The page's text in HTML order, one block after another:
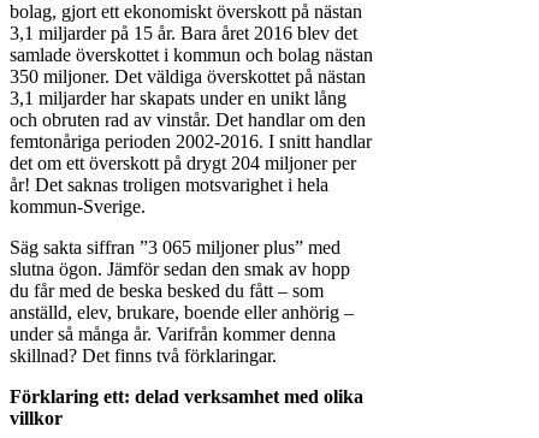
bolag, gjort ett ekonomiskt överskott på nästan
3,1 miljarder på 15 år. Bara året 2016 blev det
samlade överskottet i kommun och bolag nästan
350 miljoner. Det väldiga överskottet på nästan
3,1 miljarder har skapats under en unikt lång
och obruten rad av vinstår. Det handlar om den
femtonåriga perioden 2002-2016. I snitt handlar
det om ett överskott på drygt 204 miljoner per
år! Det saknas troligen motsvarighet i hela
kommun-Sverige.
Säg sakta siffran ”3 065 miljoner plus” med
slutna ögon. Jämför sedan den smak av hopp
du får med de beska besked du fått – som
anställd, elev, brukare, boende eller anhörig –
under så många år. Varifrån kommer denna
skillnad? Det finns två förklaringar.
Förklaring ett: delad verksamhet med olika
villkor